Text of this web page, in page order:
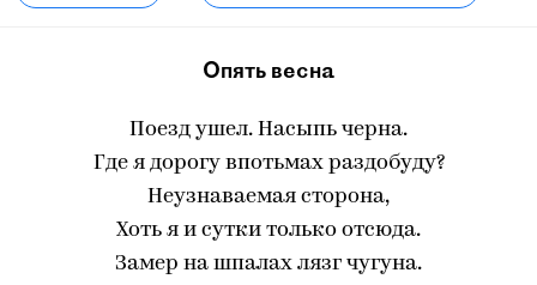
Опять весна
Поезд ушел. Насыпь черна.
Где я дорогу впотьмах раздобуду?
Неузнаваемая сторона,
Хоть я и сутки только отсюда.
Замер на шпалах лязг чугуна.